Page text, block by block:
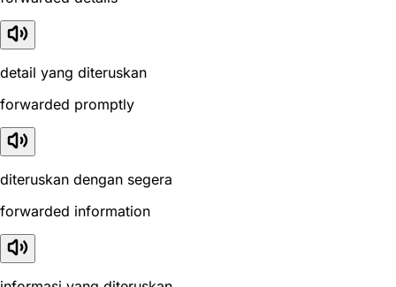
detail yang diteruskan
forwarded promptly
diteruskan dengan segera
forwarded information